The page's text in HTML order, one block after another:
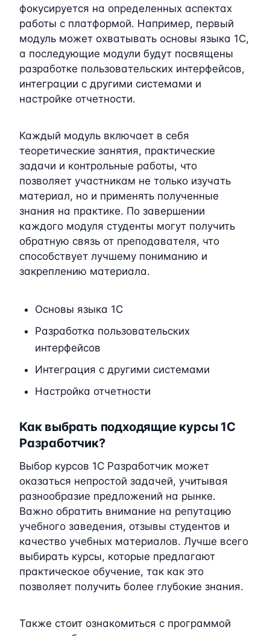
фокусируется на определенных аспектах
работы с платформой. Например, первый
модуль может охватывать основы языка 1C,
а последующие модули будут посвящены
разработке пользовательских интерфейсов,
интеграции с другими системами и
настройке отчетности.
Каждый модуль включает в себя
теоретические занятия, практические
задачи и контрольные работы, что
позволяет участникам не только изучать
материал, но и применять полученные
знания на практике. По завершении
каждого модуля студенты могут получить
обратную связь от преподавателя, что
способствует лучшему пониманию и
закреплению материала.
Основы языка 1C
Разработка пользовательских
интерфейсов
Интеграция с другими системами
Настройка отчетности
Как выбрать подходящие курсы 1C
Разработчик?
Выбор курсов 1C Разработчик может
оказаться непростой задачей, учитывая
разнообразие предложений на рынке.
Важно обратить внимание на репутацию
учебного заведения, отзывы студентов и
качество учебных материалов. Лучше всего
выбирать курсы, которые предлагают
практическое обучение, так как это
позволяет получить более глубокие знания.
Также стоит ознакомиться с программой